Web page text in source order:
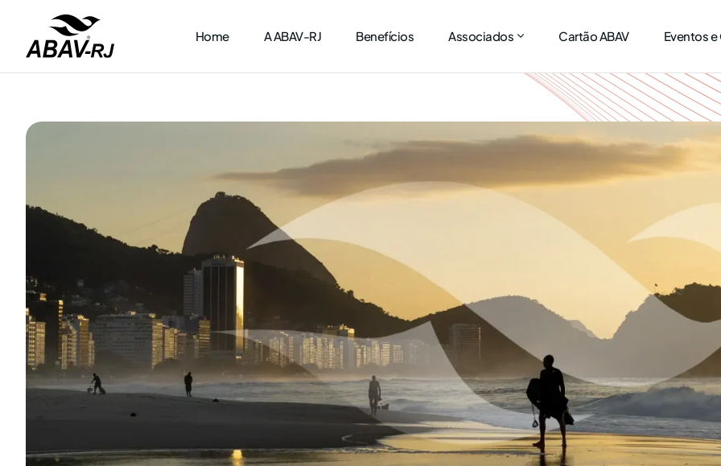
Home A ABAV-RJ Benefícios Associados Cartão ABAV Eventos